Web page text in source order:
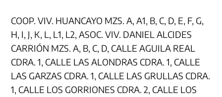
COOP. VIV. HUANCAYO MZS. A, A1, B, C, D, E, F, G,
H, I, J, K, L, L1, L2, ASOC. VIV. DANIEL ALCIDES
CARRIÓN MZS. A, B, C, D, CALLE AGUILA REAL
CDRA. 1, CALLE LAS ALONDRAS CDRA. 1, CALLE
LAS GARZAS CDRA. 1, CALLE LAS GRULLAS CDRA.
1, CALLE LOS GORRIONES CDRA. 2, CALLE LOS